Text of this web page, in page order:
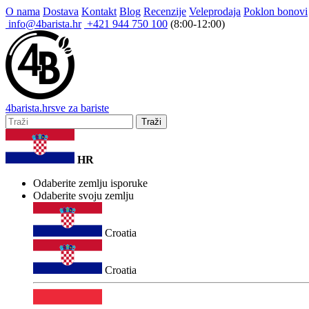
O nama Dostava Kontakt Blog Recenzije Veleprodaja Poklon bonovi
info@4barista.hr +421 944 750 100 (8:00-12:00)
4barista.hrsve za bariste
Traži
HR
Odaberite zemlju isporuke
Odaberite svoju zemlju
Croatia
Croatia